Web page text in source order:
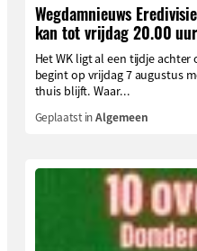
Wegdamnieuws
kan tot vrijdag 20.00
Het WK ligt al een tijdje achter
begint op vrijdag 7 augustus
thuis blijft. Waar...
Geplaatst inAlgemeen